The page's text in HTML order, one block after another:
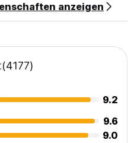
anzeigen
(4177)
9.2
9.6
9.0